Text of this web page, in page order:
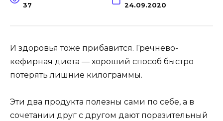
37 24.09.2020
И здоровья тоже прибавится. Гречнево-
кефирная диета — хороший способ быстро
потерять лишние килограммы.
Эти два продукта полезны сами по себе, а в
сочетании друг с другом дают поразительный